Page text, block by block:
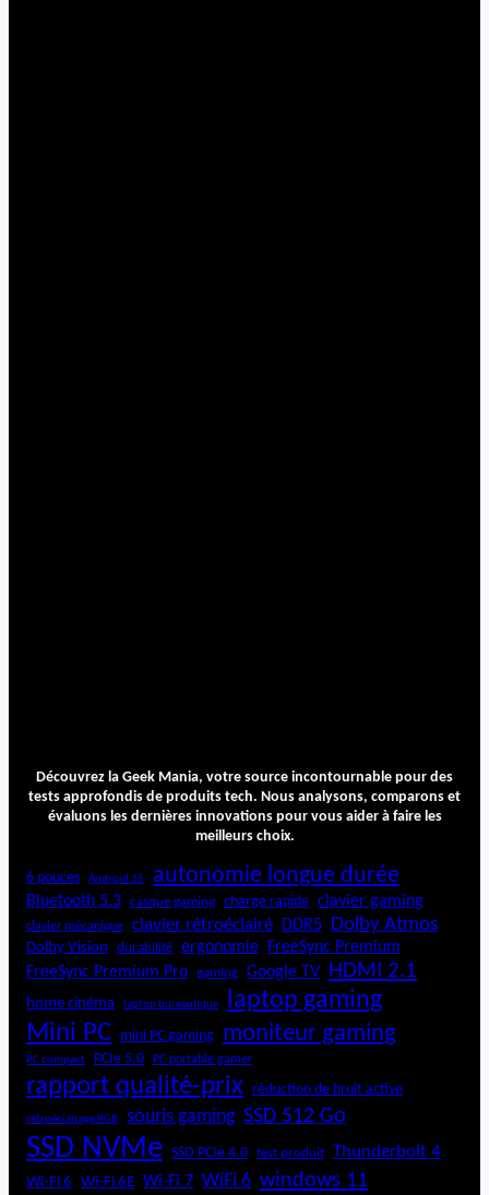
Découvrez la Geek Mania, votre source incontournable pour des
tests approfondis de produits tech. Nous analysons, comparons et
évaluons les dernières innovations pour vous aider à faire les
meilleurs choix.
6 pouces Android 15 autonomie longue durée
Bluetooth 5.3 casque gaming charge rapide clavier gaming
clavier mécanique clavier rétroéclairé DDR5 Dolby Atmos
Dolby Vision durabilité ergonomie
FreeSync Premium
FreeSync Premium Pro
gaming Google TV HDMI 2.1
home cinéma laptop bureautique laptop gaming
Mini PC mini PC gaming moniteur gaming
PC compact PCIe 5.0 PC portable gamer
rapport qualité-prix réduction de bruit active
rétroéclairage RGB souris gaming SSD 512 Go
SSD NVMe SSD PCIe 4.0 test produit Thunderbolt 4
Wi-Fi 6 Wi-Fi 6E Wi-Fi 7 WiFi 6 windows 11